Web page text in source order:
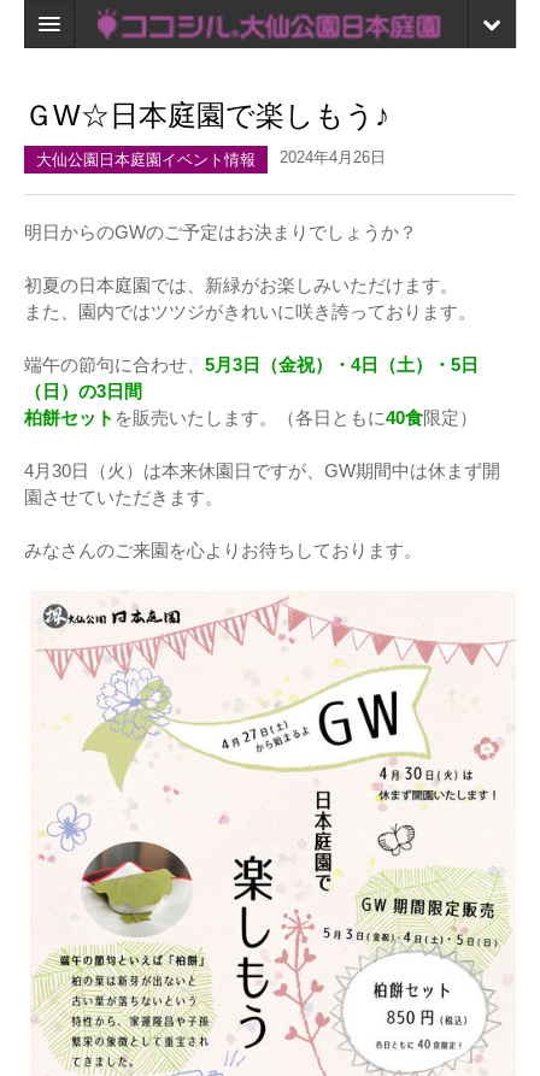
検索
口コミ
マイページ
ＧW☆日本庭園で楽しもう♪
大仙公園日本庭園イベント情報 2024年4月26日
明日からのGWのご予定はお決まりでしょうか？
初夏の日本庭園では、新緑がお楽しみいただけます。
また、園内ではツツジがきれいに咲き誇っております。
端午の節句に合わせ、 5月3日（金祝）・4日（土）・5日
（日）の3日間
柏餅セット を販売いたします。（各日ともに40食限定）
4月30日（火）は本来休園日ですが、GW期間中は休まず開
園させていただきます。
みなさんのご来園を心よりお待ちしております。